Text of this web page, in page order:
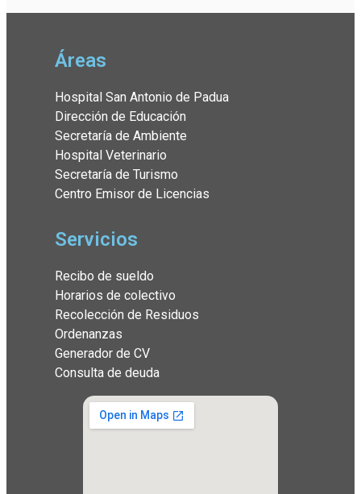
Áreas
Hospital San Antonio de Padua
Dirección de Educación
Secretaría de Ambiente
Hospital Veterinario
Secretaría de Turismo
Centro Emisor de Licencias
Servicios
Recibo de sueldo
Horarios de colectivo
Recolección de Residuos
Ordenanzas
Generador de CV
Consulta de deuda